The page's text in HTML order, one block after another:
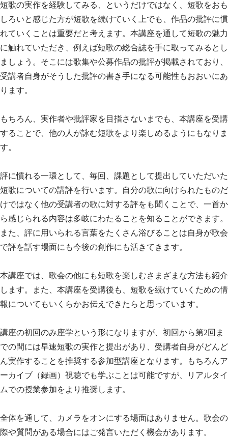
短歌の実作を経験してみる、というだけではなく、短歌をおも
しろいと感じた方が短歌を続けていく上でも、作品の批評に慣
れていくことは重要だと考えます。本講座を通して短歌の魅力
に触れていただき、例えば短歌の総合誌を手に取ってみるとし
ましょう。そこには歌集や公募作品の批評が掲載されており、
受講者自身がそうした批評の書き手になる可能性もおおいにあ
ります。
もちろん、実作者や批評家を目指さないまでも、本講座を受講
することで、他の人が詠む短歌をより楽しめるようにもなりま
す。
評に慣れる一環として、毎回、課題として提出していただいた
短歌についての講評を行います。自分の歌に向けられたものだ
けではなく他の受講者の歌に対する評をも聞くことで、一首か
ら感じられる内容は多岐にわたることを知ることができます。
また、評に用いられる言葉をたくさん浴びることは自身が歌会
で評を話す場面にも今後の創作にも活きてきます。
本講座では、歌会の他にも短歌を楽しむさまざまな方法も紹介
します。また、本講座を受講後も、短歌を続けていくための情
報についてもいくらかお伝えできたらと思っています。
講座の初回のみ座学という形になりますが、初回から第2回ま
での間には早速短歌の実作と提出があり、受講者自身がどんど
ん実作することを推奨する参加型講座となります。もちろんア
ーカイブ（録画）視聴でも学ぶことは可能ですが、リアルタイ
ムでの授業参加をより推奨します。
全体を通して、カメラをオンにする場面はありません。歌会の
際や質問がある場合にはご発言いただく機会があります。